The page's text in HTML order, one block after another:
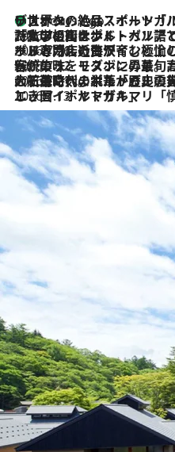
3 Hours Ago
リスボンの絶品スイーツ「パステル・デ・ナタ」とは？ポルトガル伝統の奥深い世界へ
2026.7.27
「私の祖国はポルトガル語です」国民的詩人フェルナンド・ペソアと、彼が愛した文学の街を歩く
2026.7.26
ポルトガル近海が育む極上の海の幸。キリリと冷えた白ワインと愉しむ、シーフード専門店の贅沢
2026.7.22
伝統の味をモダンに昇華。高感度な地元客が集う、リスボンの最旬ガストロノミー
2026.7.21
大航海時代の栄華から、震災、独裁、そして革命へ。ポルトガル・首都リスボンの石畳に
2026.7.13
エッセイ・ヤマザキマリ「慎ましくも美しき国 ポルトガル」